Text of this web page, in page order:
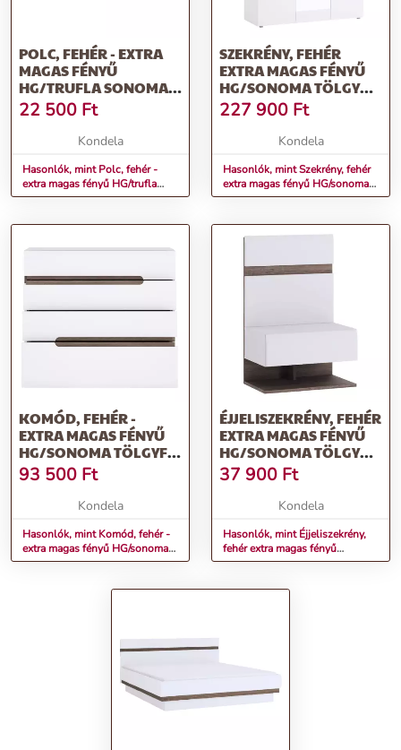
POLC, FEHÉR - EXTRA
MAGAS FÉNYŰ
HG/TRUFLA SONOMA
TÖLGY, LYNATET 60
22 500 Ft
Kondela
Hasonlók, mint Polc, fehér -
extra magas fényű HG/trufla
sonoma tölgy, LYNATET 60
SZEKRÉNY, FEHÉR
EXTRA MAGAS FÉNYŰ
HG/SONOMA TÖLGY
SÖTÉT TRUFLA,
LYNATET TYP 22
227 900 Ft
Kondela
Hasonlók, mint Szekrény, fehér
extra magas fényű HG/sonoma
tölgy sötét trufla, LYNATET TYP
KOMÓD, FEHÉR -
EXTRA MAGAS FÉNYŰ
HG/SONOMA TÖLGYFA,
LYNATET 44 TÍPUS
93 500 Ft
Kondela
Hasonlók, mint Komód, fehér -
extra magas fényű HG/sonoma
tölgyfa, LYNATET 44 TÍPUS
ÉJJELISZEKRÉNY, FEHÉR
EXTRA MAGAS FÉNYŰ
HG/SONOMA TÖLGY
SÖTÉT TRUFLA,
LYNATET TYP 95
37 900 Ft
Kondela
Hasonlók, mint Éjjeliszekrény,
fehér extra magas fényű
HG/sonoma tölgy sötét trufla,